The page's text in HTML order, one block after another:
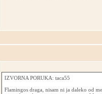
IZVORNA PORUKA: taca55
Flamingos draga, nisam ni ja daleko od